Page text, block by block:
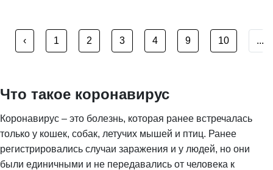
‹ 1 2 3 4 9 10 ...
Что такое коронавирус
Коронавирус – это болезнь, которая ранее встречалась
только у кошек, собак, летучих мышей и птиц. Ранее
регистрировались случаи заражения и у людей, но они
были единичными и не передавались от человека к